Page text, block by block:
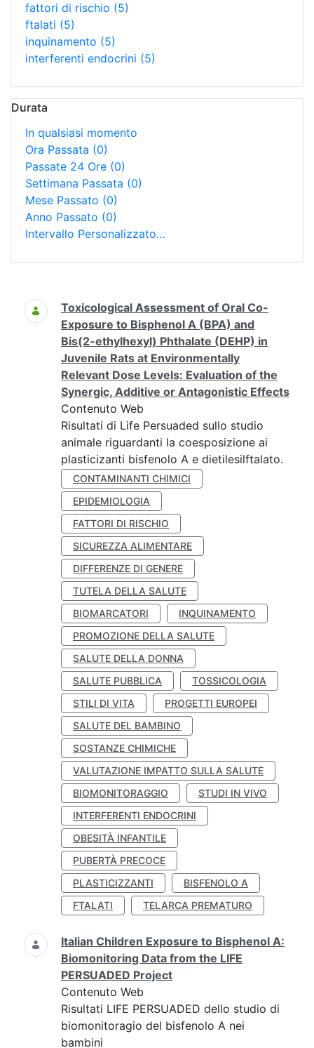
fattori di rischio (5)
ftalati (5)
inquinamento (5)
interferenti endocrini (5)
Durata
In qualsiasi momento
Ora Passata (0)
Passate 24 Ore (0)
Settimana Passata (0)
Mese Passato (0)
Anno Passato (0)
Intervallo Personalizzato…
Ricerca
Toxicological Assessment of Oral Co-
Exposure to Bisphenol A (BPA) and
Bis(2-ethylhexyl) Phthalate (DEHP) in
Juvenile Rats at Environmentally
Relevant Dose Levels: Evaluation of the
Synergic, Additive or Antagonistic Effects
Contenuto Web
Risultati di Life Persuaded sullo studio
animale riguardanti la coesposizione ai
plasticizanti bisfenolo A e dietilesilftalato.
CONTAMINANTI CHIMICI
EPIDEMIOLOGIA
FATTORI DI RISCHIO
SICUREZZA ALIMENTARE
DIFFERENZE DI GENERE
TUTELA DELLA SALUTE
BIOMARCATORI
INQUINAMENTO
PROMOZIONE DELLA SALUTE
SALUTE DELLA DONNA
SALUTE PUBBLICA
TOSSICOLOGIA
STILI DI VITA
PROGETTI EUROPEI
SALUTE DEL BAMBINO
SOSTANZE CHIMICHE
VALUTAZIONE IMPATTO SULLA SALUTE
BIOMONITORAGGIO
STUDI IN VIVO
INTERFERENTI ENDOCRINI
OBESITÀ INFANTILE
PUBERTÀ PRECOCE
PLASTICIZZANTI
BISFENOLO A
FTALATI
TELARCA PREMATURO
Italian Children Exposure to Bisphenol A:
Biomonitoring Data from the LIFE
PERSUADED Project
Contenuto Web
Risultati LIFE PERSUADED dello studio di
biomonitoragio del bisfenolo A nei
bambini